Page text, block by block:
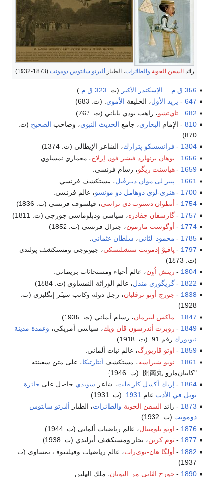
رائد السفن الجوية والطائرات، الطيار ألبرتو سانتوس دومونت (1873-1932)
356 ق.م. - الإسكندر الأكبر (ت. 323 ق.م.
)
647
- يزيد الأول، الخليفة الأموي. (ت. 683)
682
-تاي‌تشو، راهب بوذي ياباني (ت. 767)
810 - الإمام البخاري، جامع الحديث النبوي، وصاحب الصحيح (ت.
870)
1304
- فرانسسكو پترارك، الشاعر الإيطالي (ت. 1374)
1656
- يوهان برنهارد فيشر فون إرلاخ، معماري نمساوي.
1659
-هياسنت ريگو، رسام فرنسي.
1661
- پيير لى موان ديبرڤيل، مستكشف فرنسي.
1700
-هنري-لوي دوهامل دو مونسو، عالم فرنسي.
1754
- أنطوان دستوت دى تراسي، فيلسوف فرنسي (ت. 1836)
1757
-گارسڤان چڤادزه، سياسي ودبلوماسي جورجي (ت. 1811)
1774
- أوگوست مارمون، جنرال فرنسي (ت. 1852)
1785
- محمود الثاني، سلطان عثماني
1797
- پاڤـِوْ إدمونت ستشلتسكي، جيولوجي ومستكشف پولندي
(ت. 1873)
1804
- ريتش اُوِن، عالم أحياء ومستحاثات بريطاني.
1822
-گريگوري مندل، عالم الوراثة النمساوي (ت. 1884)
1838
- جورج أوتو ترڤليان، رجل دولة وكاتب سيـَر إنگليزي (ت.
1928)
1847
- ماكس ليبرمان، رسام ألماني (ت. 1935)
1849
- روبرت أندرسون ڤان ويك، سياسي أمريكي، وعمدة مدينة
نيويورك رقم 91. (ت. 1918)
1859
- اوتو ڤاربورگ، عالم نبات ألماني.
1861
- نوبو شيراسه، مستكشف أنتارتيكا، على متن سفينته
"كاينان‌مارو 開南丸. ‏(ت. 1946).
1864
- إريك أكسل كارلفلت، شاعر سويدي حاصل على جائزة
نوبل في الأدب عام 1931 . (ت. 1931)
1873 - رائد السفن الجوية والطائرات، الطيار ألبرتو سانتوس
دومونت (ت. 1932)
1876
- اوتو بلومنتال، عالم رياضيات ألماني (ت. 1944)
1877
-توم كرين، بحار ومستكشف أيرلندي (ت. 1938)
1882
- أولگا هان-نوي‌رات، عالم رياضيات وفيلسوف نمساوي (ت.
1937)
1890
- جورج الثاني من اليونان، ملك الهلين.